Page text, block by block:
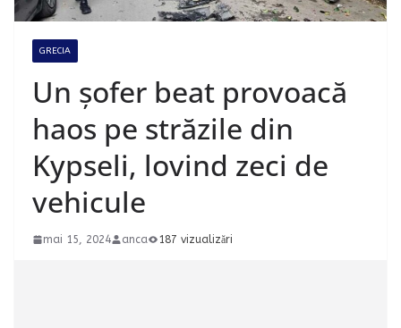
GRECIA
Un șofer beat provoacă
haos pe străzile din
Kypseli, lovind zeci de
vehicule
mai 15, 2024 anca 187 vizualizări